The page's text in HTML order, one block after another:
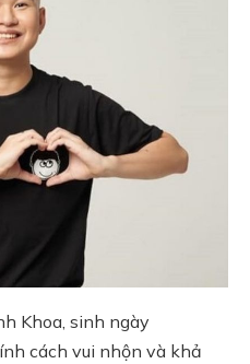
Khoa, sinh ngày
cách vui nhộn và khả